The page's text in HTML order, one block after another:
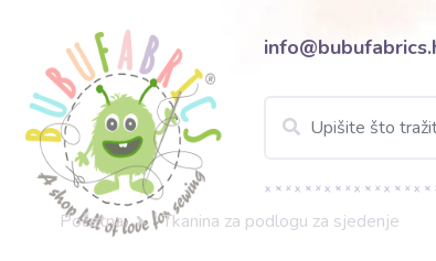
Početna Tkanina za podlogu za sjedenje